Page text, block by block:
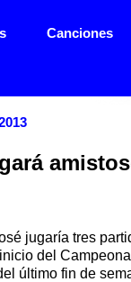
Canciones
jugaría tres
del
último fin de